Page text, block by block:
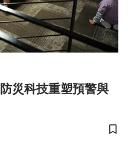
災科技重塑預警與
儲